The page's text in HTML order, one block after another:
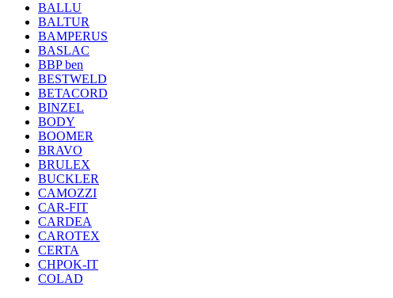
BALLU
BALTUR
BAMPERUS
BASLAC
BBP ben
BESTWELD
BETACORD
BINZEL
BODY
BOOMER
BRAVO
BRULEX
BUCKLER
CAMOZZI
CAR-FIT
CARDEA
CAROTEX
CERTA
CHPOK-IT
COLAD